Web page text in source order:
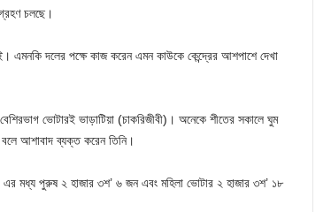
চলছে।
এমনকি দলের পক্ষে কাজ করেন এমন কাউকে কেন্দ্রের আশপাশে দেখা
ভোটারই ভাড়াটিয়া (চাকরিজীবী)। অনেকে শীতের সকালে ঘুম
আশাবাদ ব্যক্ত করেন তিনি।
মধ্য পুরুষ ২ হাজার ৩শ’ ৬ জন এবং মহিলা ভোটার ২ হাজার ৩শ’ ১৮